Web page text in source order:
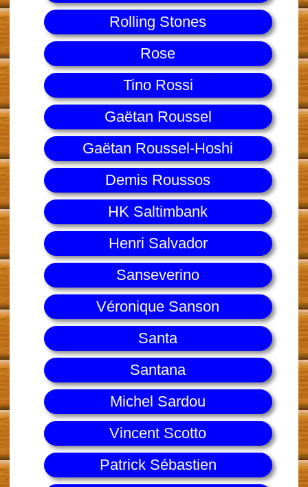
Rolling Stones
Rose
Tino Rossi
Gaëtan Roussel
Gaëtan Roussel-Hoshi
Demis Roussos
HK Saltimbank
Henri Salvador
Sanseverino
Véronique Sanson
Santa
Santana
Michel Sardou
Vincent Scotto
Patrick Sébastien